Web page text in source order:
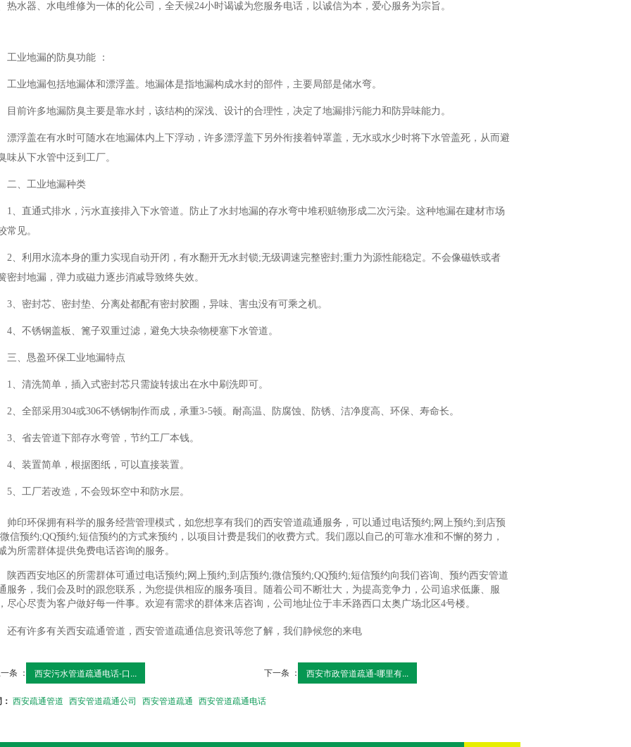
热水器、水电维修为一体的化公司，全天候24小时谒诚为您服务电话，以诚信为本，爱心服务为宗旨。
工业地漏的防臭功能 ：
工业地漏包括地漏体和漂浮盖。地漏体是指地漏构成水封的部件，主要局部是储水弯。
目前许多地漏防臭主要是靠水封，该结构的深浅、设计的合理性，决定了地漏排污能力和防异味能力。
漂浮盖在有水时可随水在地漏体内上下浮动，许多漂浮盖下另外衔接着钟罩盖，无水或水少时将下水管盖死，从而避
味从下水管中泛到工厂。
二、工业地漏种类
1、直通式排水，污水直接排入下水管道。防止了水封地漏的存水弯中堆积赃物形成二次污染。这种地漏在建材市场
常见。
2、利用水流本身的重力实现自动开闭，有水翻开无水封锁;无级调速完整密封;重力为源性能稳定。不会像磁铁或者
密封地漏，弹力或磁力逐步消减导致终失效。
3、密封芯、密封垫、分离处都配有密封胶圈，异味、害虫没有可乘之机。
4、不锈钢盖板、篦子双重过滤，避免大块杂物梗塞下水管道。
三、恳盈环保工业地漏特点
1、清洗简单，插入式密封芯只需旋转拔出在水中刷洗即可。
2、全部采用304或306不锈钢制作而成，承重3-5顿。耐高温、防腐蚀、防锈、洁净度高、环保、寿命长。
3、省去管道下部存水弯管，节约工厂本钱。
4、装置简单，根据图纸，可以直接装置。
5、工厂若改造，不会毁坏空中和防水层。
帅印环保拥有科学的服务经营管理模式，如您想享有我们的西安管道疏通服务，可以通过电话预约;网上预约;到店预
信预约;QQ预约;短信预约的方式来预约，以项目计费是我们的收费方式。我们愿以自己的可靠水准和不懈的努力，
为所需群体提供免费电话咨询的服务。
陕西西安地区的所需群体可通过电话预约;网上预约;到店预约;微信预约;QQ预约;短信预约向我们咨询、预约西安管道
服务，我们会及时的跟您联系，为您提供相应的服务项目。随着公司不断壮大，为提高竞争力，公司追求低廉、服
尽心尽责为客户做好每一件事。欢迎有需求的群体来店咨询，公司地址位于丰禾路西口太奥广场北区4号楼。
还有许多有关西安疏通管道，西安管道疏通信息资讯等您了解，我们静候您的来电
条 ： 西安污水管道疏通电话-口... 下一条 ： 西安市政管道疏通-哪里有...
西安疏通管道 西安管道疏通公司 西安管道疏通 西安管道疏通电话